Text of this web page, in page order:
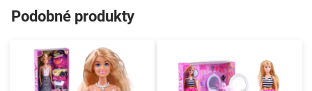
Podobné produkty